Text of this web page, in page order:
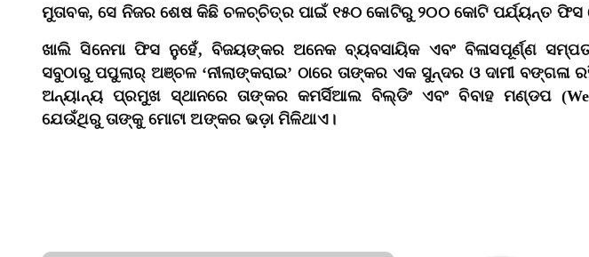
ମୁତାବକ, ସେ ନିଜର ଶେଷ କିଛି ଚଳଚ୍ଚିତ୍ର ପାଇଁ ୧୫୦ କୋଟିରୁ ୨୦୦ କୋଟି ପର୍ଯ୍ୟନ୍ତ ଫିସ
ଖାଲି ସିନେମା ଫିସ ନୁହେଁ, ବିଜୟଙ୍କର ଅନେକ ବ୍ୟବସାୟିକ ଏବଂ ବିଳାସପୂର୍ଣ୍ଣ
ସବୁଠାରୁ ପପୁଲାର୍‌ ଅଞ୍ଚଳ ‘ନୀଲାଙ୍କରାଇ’ ଠାରେ ତାଙ୍କର ଏକ ସୁନ୍ଦର ଓ ଦାମୀ ବଙ୍ଗଳା
ଅନ୍ୟାନ୍ୟ ପ୍ରମୁଖ ସ୍ଥାନରେ ତାଙ୍କର କମର୍ସିଆଲ ବିଲ୍ଡିଂ ଏବଂ ବିବାହ ମଣ୍ଡପ
ଯେଉଁଥିରୁ ତାଙ୍କୁ ମୋଟା ଅଙ୍କର ଭଡ଼ା ମିଳିଥାଏ।